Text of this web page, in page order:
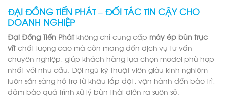
ĐẠI ĐỒNG TIẾN PHÁT – ĐỐI TÁC TIN CẬY CHO
DOANH NGHIỆP
Đại Đồng Tiến Phát không chỉ cung cấp máy ép bùn trục
vítchất lượng cao mà còn mang đến dịch vụ tư vấn
chuyên nghiệp, giúp khách hàng lựa chọn model phù hợp
nhất với nhu cầu. Đội ngũ kỹ thuật viên giàu kinh nghiệm
luôn sẵn sàng hỗ trợ từ khâu lắp đặt, vận hành đến bảo trì,
đảm bảo quá trình xử lý bùn thải diễn ra suôn sẻ.